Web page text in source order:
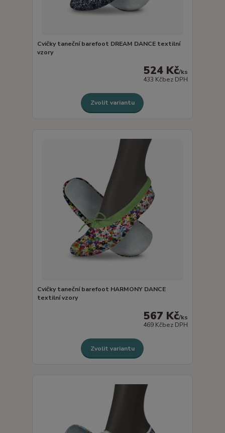
Cvičky taneční barefoot DREAM DANCE textilní
vzory
524 Kč/ks
433 Kčbez DPH
Zvolit variantu
Cvičky taneční barefoot HARMONY DANCE
textilní vzory
567 Kč/ks
469 Kčbez DPH
Zvolit variantu